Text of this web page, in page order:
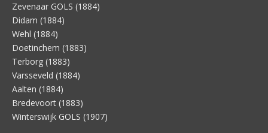
Zevenaar GOLS (1884)
Didam (1884)
Wehl (1884)
Doetinchem (1883)
Terborg (1883)
Varsseveld (1884)
Aalten (1884)
Bredevoort (1883)
Winterswijk GOLS (1907)